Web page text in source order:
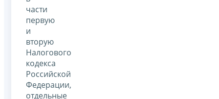
части
первую
и
вторую
Налогового
кодекса
Российской
Федерации,
отдельные